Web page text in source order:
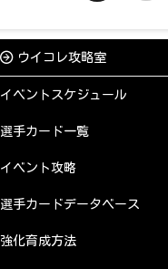
ウイコレ攻略室
イベントスケジュール
選手カード一覧
イベント攻略
選手カードデータベース
強化育成方法